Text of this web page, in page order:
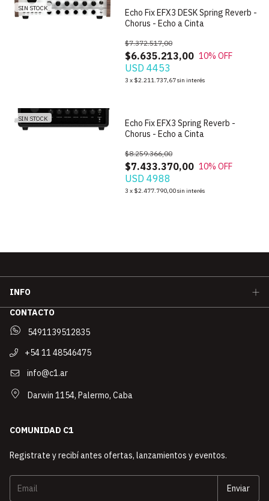
SIN STOCK
Echo Fix EFX3 DESK Spring Reverb -
Chorus - Echo a Cinta
$6.635.213,00
$7.372.517,00
10% OFF
USD 4453
3 x $2.211.737,67sin interés
SIN STOCK
Echo Fix EFX3 Spring Reverb -
Chorus - Echo a Cinta
$7.433.370,00
$8.259.366,00
10% OFF
USD 4988
3 x $2.477.790,00sin interés
INFO
CONTACTO
5491139512835
+54 11 48546475
info@c1.ar
Darwin 1154, Palermo, Caba
COMUNIDAD C1
Registrate y recibí antes ofertas, lanzamientos y eventos.